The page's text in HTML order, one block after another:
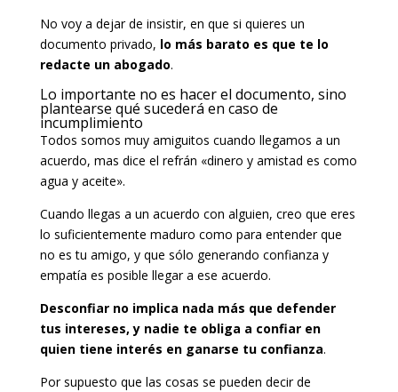
No voy a dejar de insistir, en que si quieres un
documento privado, lo más barato es que te lo
redacte un abogado.
Lo importante no es hacer el documento, sino
plantearse qué sucederá en caso de
incumplimiento
Todos somos muy amiguitos cuando llegamos a un
acuerdo, mas dice el refrán «dinero y amistad es como
agua y aceite».
Cuando llegas a un acuerdo con alguien, creo que eres
lo suficientemente maduro como para entender que
no es tu amigo, y que sólo generando confianza y
empatía es posible llegar a ese acuerdo.
Desconfiar no implica nada más que defender
tus intereses, y nadie te obliga a confiar en
quien tiene interés en ganarse tu confianza.
Por supuesto que las cosas se pueden decir de